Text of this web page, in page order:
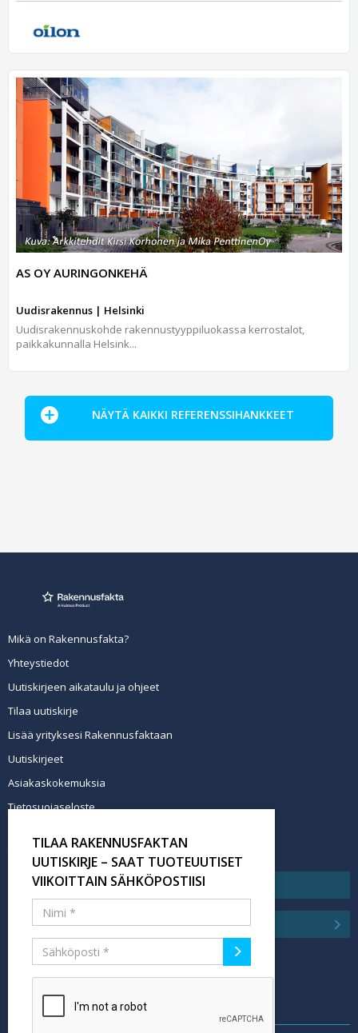
AS OY AURINGONKEHÄ
Uudisrakennus | Helsinki
Uudisrakennuskohde rakennustyyppiluokassa kerrostalot,
paikkakunnalla Helsink...
NÄYTÄ KAIKKI REFERENSSIHANKKEET
Mikä on Rakennusfakta?
Yhteystiedot
Uutiskirjeen aikataulu ja ohjeet
Tilaa uutiskirje
Lisää yrityksesi Rakennusfaktaan
Uutiskirjeet
Asiakaskokemuksia
Tietosuojaseloste
Tilaa uutiskirje
TILAA RAKENNUSFAKTAN
UUTISKIRJE – SAAT TUOTEUUTISET
VIIKOITTAIN SÄHKÖPOSTIISI